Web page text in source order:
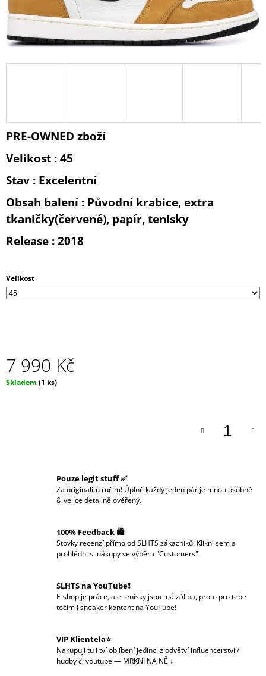
PRE-OWNED zboží
Velikost : 45
Stav : Excelentní
Obsah balení : Původní krabice, extra
tkaničky(červené), papír, tenisky
Release : 2018
Velikost
7 990 Kč
Měrná
Skladem (1 ks)
Pouze legit stuff ✅
Za originalitu ručím! Úplně každý jeden pár je mnou osobně
& velice detailně ověřený.
100% Feedback 🛍️
Stovky recenzí přímo od SLHTS zákazníků! Klikni sem a
prohlédni si nákupy ve výběru "Customers".
SLHTS na YouTube❗️
E-shop je práce, ale tenisky jsou má záliba, proto pro tebe
točím i sneaker kontent na YouTube!
VIP Klientela⭐
Nakupují tu i tví oblíbení jedinci z odvětví influencerství /
hudby či youtube — MRKNI NA NĚ ↓
A
J
Í
T
HLEDAT
D
O
P
O
U
J
E
M